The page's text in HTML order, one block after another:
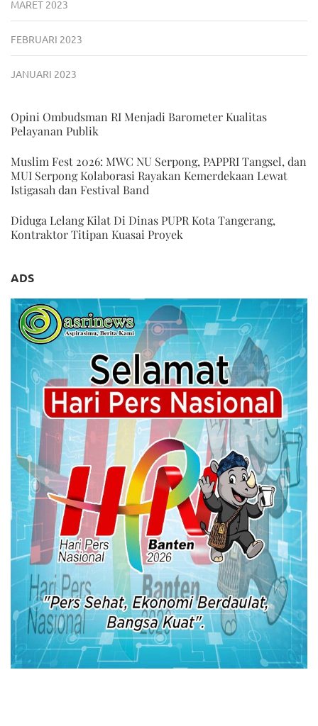
MARET 2023
FEBRUARI 2023
JANUARI 2023
Opini Ombudsman RI Menjadi Barometer Kualitas
Pelayanan Publik
Muslim Fest 2026: MWC NU Serpong, PAPPRI Tangsel, dan
MUI Serpong Kolaborasi Rayakan Kemerdekaan Lewat
Istigasah dan Festival Band
Diduga Lelang Kilat Di Dinas PUPR Kota Tangerang,
Kontraktor Titipan Kuasai Proyek
ADS